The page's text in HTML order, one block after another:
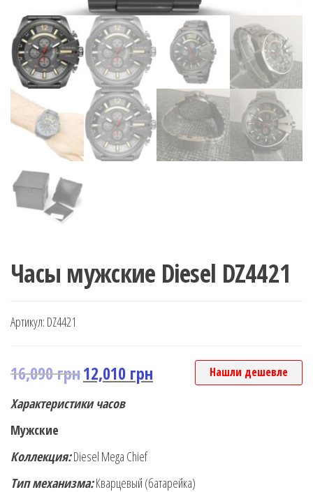
Часы мужские Diesel DZ4421
Артикул: DZ4421
16,090грн12,010 грн Нашли дешевле
Характеристики часов
Мужские
Коллекция:Diesel Mega Chief
Тип механизма:Кварцевый (батарейка)